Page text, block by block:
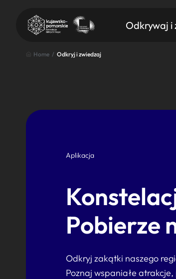
Odkrywaj i
Znajdź atrakcję
Home / Odkryj i zwiedzaj
Aplikacja
Pobierze
Odkryj zakątki naszego
Poznaj wspaniałe